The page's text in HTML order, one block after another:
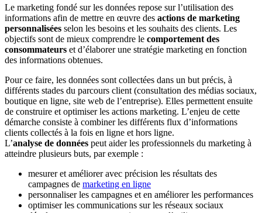
Le marketing fondé sur les données repose sur l’utilisation des
informations afin de mettre en œuvre des actions de marketing
personnalisées selon les besoins et les souhaits des clients. Les
objectifs sont de mieux comprendre le comportement des
consommateurs et d’élaborer une stratégie marketing en fonction
des informations obtenues.
Pour ce faire, les données sont collectées dans un but précis, à
différents stades du parcours client (consultation des médias sociaux,
boutique en ligne, site web de l’entreprise). Elles permettent ensuite
de construire et optimiser les actions marketing. L’enjeu de cette
démarche consiste à combiner les différents flux d’informations
clients collectés à la fois en ligne et hors ligne.
L’analyse de données peut aider les professionnels du marketing à
atteindre plusieurs buts, par exemple :
mesurer et améliorer avec précision les résultats des
campagnes de marketing en ligne
personnaliser les campagnes et en améliorer les performances
optimiser les communications sur les réseaux sociaux